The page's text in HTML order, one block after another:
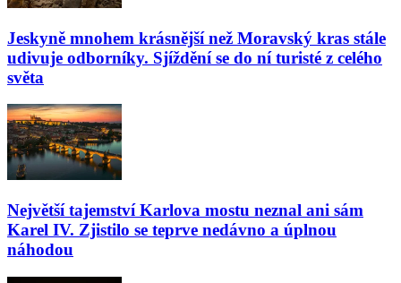
Jeskyně mnohem krásnější než Moravský kras stále
udivuje odborníky. Sjíždění se do ní turisté z celého
světa
Největší tajemství Karlova mostu neznal ani sám
Karel IV. Zjistilo se teprve nedávno a úplnou
náhodou